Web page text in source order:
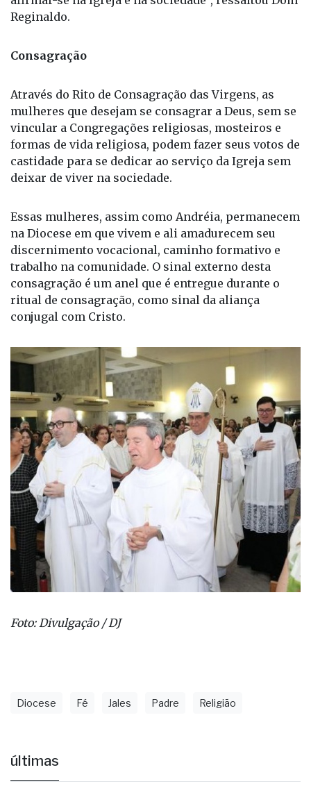
Reginaldo.
Consagração
Através do Rito de Consagração das Virgens, as
mulheres que desejam se consagrar a Deus, sem se
vincular a Congregações religiosas, mosteiros e
formas de vida religiosa, podem fazer seus votos de
castidade para se dedicar ao serviço da Igreja sem
deixar de viver na sociedade.
Essas mulheres, assim como Andréia, permanecem
na Diocese em que vivem e ali amadurecem seu
discernimento vocacional, caminho formativo e
trabalho na comunidade. O sinal externo desta
consagração é um anel que é entregue durante o
ritual de consagração, como sinal da aliança
conjugal com Cristo.
Foto: Divulgação / DJ
Diocese Fé Jales Padre Religião
últimas